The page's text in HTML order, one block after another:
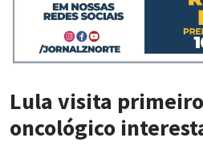
Lula visita
oncológico